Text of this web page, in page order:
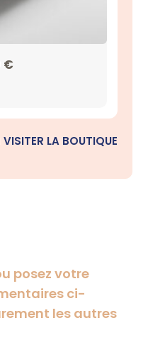
€
VISITER LA BOUTIQUE
posez votre
ci-
les autres